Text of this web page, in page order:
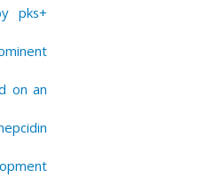
pks+
on an